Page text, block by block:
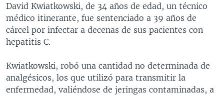
PANORAMA
ESTADOS UNIDOS AL DÍA
EL MUNDO AL DÍA [RADIO]
DEPORTIVO INTERNACIONAL
NOTA ECONÓMICA
Learning English
SÍGANOS
Idiomas
David Kwiatkowski, de 34 años de edad, un técnico
médico itinerante, fue sentenciado a 39 años de
cárcel por infectar a decenas de sus pacientes con
hepatitis C.
Kwiatkowski, robó una cantidad no determinada de
analgésicos, los que utilizó para transmitir la
enfermedad, valiéndose de jeringas contaminadas, a